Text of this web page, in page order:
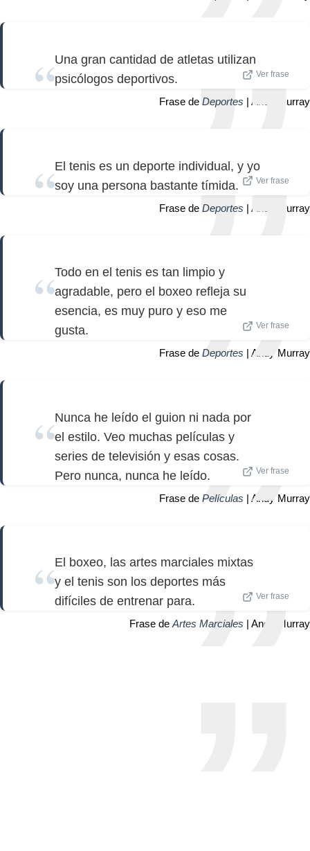
Una gran cantidad de atletas utilizan
psicólogos deportivos.
Ver frase
Frase de Deportes | Andy Murray
El tenis es un deporte individual, y yo
soy una persona bastante tímida.
Ver frase
Frase de Deportes | Andy Murray
Todo en el tenis es tan limpio y
agradable, pero el boxeo refleja su
esencia, es muy puro y eso me
gusta.
Ver frase
Frase de Deportes | Andy Murray
Nunca he leído el guion ni nada por
el estilo. Veo muchas películas y
series de televisión y esas cosas.
Pero nunca, nunca he leído.
Ver frase
Frase de Películas | Andy Murray
El boxeo, las artes marciales mixtas
y el tenis son los deportes más
difíciles de entrenar para.
Ver frase
Frase de Artes Marciales | Andy Murray